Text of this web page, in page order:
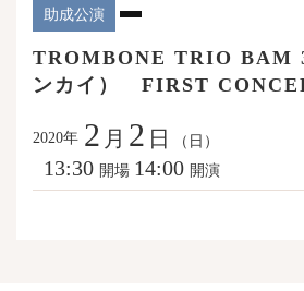
助成公演
TROMBONE TRIO BAM
ンカイ） FIRST
2020年 2 月 2 日 （日）
13:30 開場 14:00 開演